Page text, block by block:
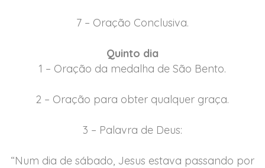
7 – Oração Conclusiva.
Quinto dia
1 – Oração da medalha de São Bento.
2 – Oração para obter qualquer graça.
3 – Palavra de Deus:
“Num dia de sábado, Jesus estava passando por